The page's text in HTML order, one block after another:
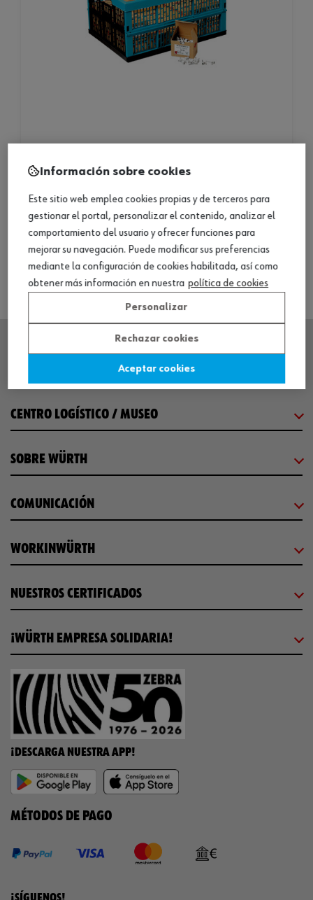
grapa con clavo, caja plegable
2 productos
Consultar versiones
CENTRO LOGÍSTICO / MUSEO
SOBRE WÜRTH
COMUNICACIÓN
WORKINWÜRTH
NUESTROS CERTIFICADOS
¡WÜRTH EMPRESA SOLIDARIA!
¡DESCARGA NUESTRA APP!
MÉTODOS DE PAGO
Información sobre cookies
Este sitio web emplea cookies propias y de terceros para
gestionar el portal, personalizar el contenido, analizar el
comportamiento del usuario y ofrecer funciones para
mejorar su navegación. Puede modificar sus preferencias
mediante la configuración de cookies habilitada, así como
obtener más información en nuestra política de cookies
Personalizar
Rechazar cookies
Aceptar cookies